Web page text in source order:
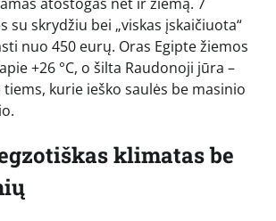
su skrydžiu bei „viskas įskaičiuota“
nuo 450 eurų. Oras Egipte žiemos
+26 °C, o šilta Raudonoji jūra –
kurie ieško saulės be masinio
klimatas be